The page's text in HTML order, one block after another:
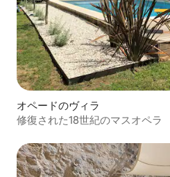
オペードのヴィラ
修復された18世紀のマスオペラ